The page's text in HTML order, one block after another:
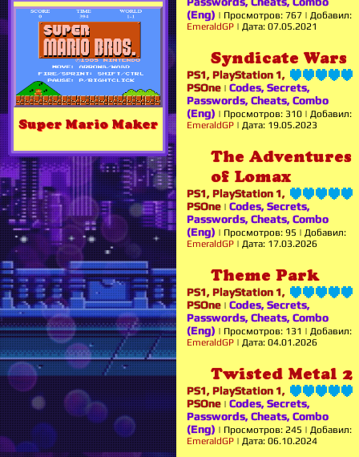
Super Mario Maker
(Eng) | Просмотров: 767 | Добавил:
EmeraldGP | Дата: 07.05.2021
Syndicate Wars
PS1, PlayStation 1,
PSOne | Codes, Secrets,
Passwords, Cheats, Combo
(Eng) | Просмотров: 310 | Добавил:
EmeraldGP | Дата: 19.05.2023
The Adventures
of Lomax
PS1, PlayStation 1,
PSOne | Codes, Secrets,
Passwords, Cheats, Combo
(Eng) | Просмотров: 95 | Добавил:
EmeraldGP | Дата: 17.03.2026
Theme Park
PS1, PlayStation 1,
PSOne | Codes, Secrets,
Passwords, Cheats, Combo
(Eng) | Просмотров: 131 | Добавил:
EmeraldGP | Дата: 04.01.2026
Twisted Metal 2
PS1, PlayStation 1,
PSOne | Codes, Secrets,
Passwords, Cheats, Combo
(Eng) | Просмотров: 245 | Добавил:
EmeraldGP | Дата: 06.10.2024